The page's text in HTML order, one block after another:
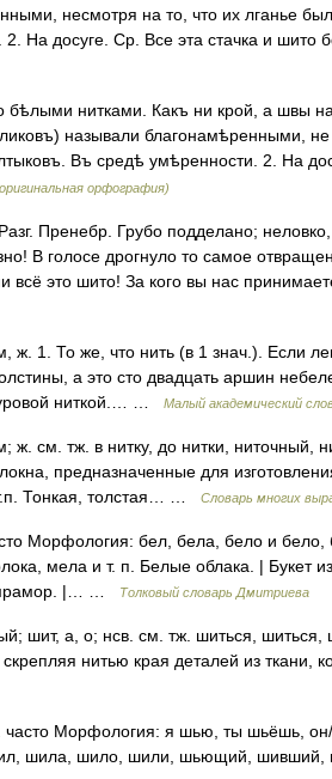
несмотря на то, что их лганье
2. На досуге. Ср. Все эта стачка и
нитками. Какъ ни крой, а швы
называли благонамѣренными, не
Въ средѣ умѣренности. 2. На
орфография)
Пренебр. Грубо подделано;
В голосе дрогнуло то самое
всё это шито! За кого вы нас
ж. 1. То же, что нить (в 1 знач.). Если
а это сто двадцать аршин
ниткой.… …
Малый академический
ж. см. тж. в нитку, до нитки, ниточный,
предназначенные для
Тонкая, толстая… …
Словарь многих
Морфология: бел, бела, бело и
мела и т. п. Белые облака. | Букет
мрамор. |… …
Толковый словарь Дмитриева
а, о; нсв. см. тж. шиться, шиться,
скрепляя нитью края деталей из ткани,
часто Морфология: я шью, ты шьёшь,
шила, шило, шили, шьющий, шивший,